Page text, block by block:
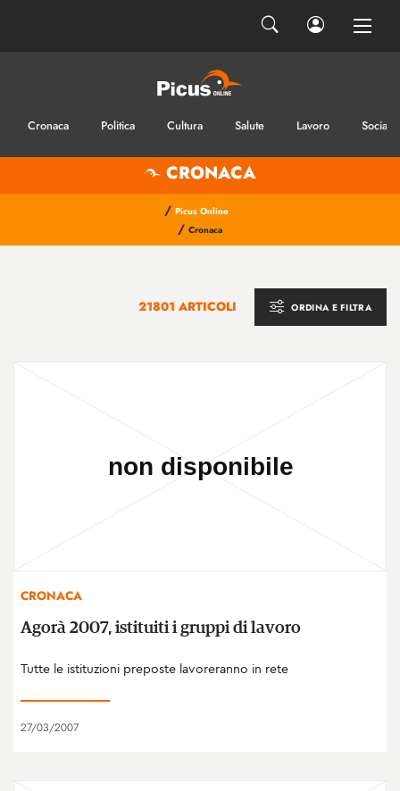
Cronaca Politica Cultura Salute Lavoro Sociale
CRONACA
/ Picus Online
/ Cronaca
21801 ARTICOLI ORDINA E FILTRA
CRONACA
Agorà 2007, istituiti i gruppi di lavoro
Tutte le istituzioni preposte lavoreranno in rete
27/03/2007